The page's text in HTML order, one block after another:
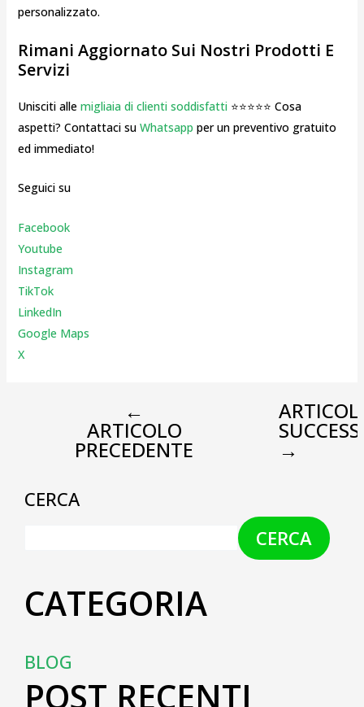
personalizzato.
Rimani Aggiornato Sui Nostri Prodotti E
Servizi
Unisciti alle migliaia di clienti soddisfatti⭐⭐⭐⭐⭐ Cosa
aspetti? Contattaci su Whatsapp per un preventivo gratuito
ed immediato!
Seguici su
Facebook
Youtube
Instagram
TikTok
LinkedIn
Google Maps
X
←
ARTICOLO
PRECEDENTE →
CERCA
CERCA
CATEGORIA
BLOG
POST RECENTI